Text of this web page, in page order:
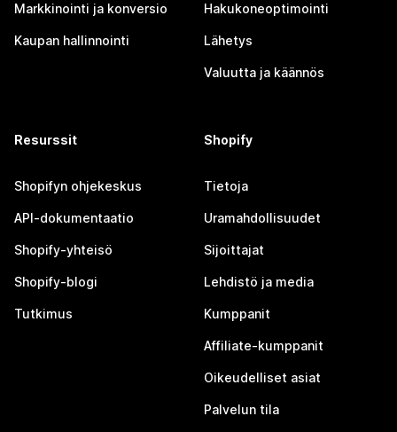
Markkinointi ja konversio
Kaupan hallinnointi
Hakukoneoptimointi
Lähetys
Valuutta ja käännös
Resurssit
Shopifyn ohjekeskus
API-dokumentaatio
Shopify-yhteisö
Shopify-blogi
Tutkimus
Shopify
Tietoja
Uramahdollisuudet
Sijoittajat
Lehdistö ja media
Kumppanit
Affiliate-kumppanit
Oikeudelliset asiat
Palvelun tila